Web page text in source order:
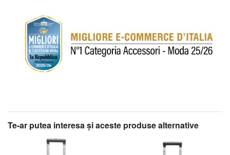
Te-ar putea interesa şi aceste produse alternative